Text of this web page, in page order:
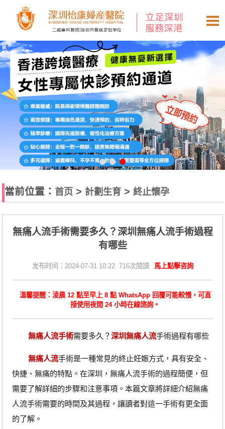
當前位置： 首页 > 計劃生育 >終止懷孕
無痛人流手術需要多久？深圳無痛人流手術過程
有哪些
发布时间：2024-07-31 10:22 716次閱讀 馬上點擊咨詢
溫馨提醒：淩晨 12 點至早上 8 點 WhatsApp 回覆可能較慢，可直
接使用夜間 24 小時在線諮詢。
無痛人流手術需要多久？深圳無痛人流手術過程有哪些
無痛人流手術是一種常見的終止妊娠方式，具有安全、
快捷、無痛的特點。在深圳，無痛人流手術的過程簡便，但
需要了解詳細的步驟和注意事項。本篇文章將詳細介紹無痛
人流手術需要的時間及其過程，讓讀者對這一手術有更全面
的了解。